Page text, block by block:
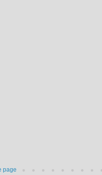
page